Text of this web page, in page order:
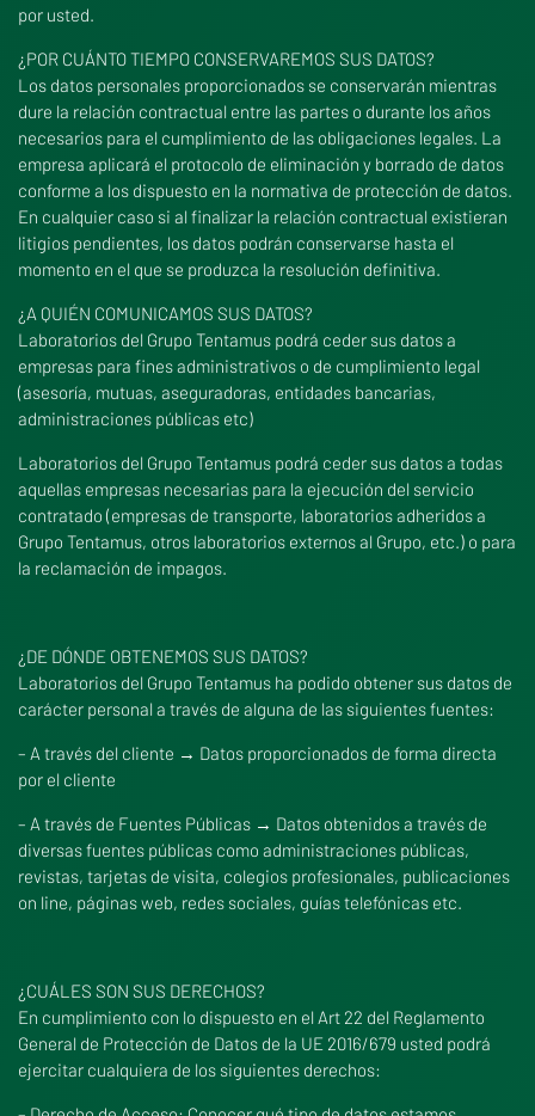
por usted.
¿POR CUÁNTO TIEMPO CONSERVAREMOS SUS DATOS?
Los datos personales proporcionados se conservarán mientras
dure la relación contractual entre las partes o durante los años
necesarios para el cumplimiento de las obligaciones legales. La
empresa aplicará el protocolo de eliminación y borrado de datos
conforme a los dispuesto en la normativa de protección de datos.
En cualquier caso si al finalizar la relación contractual existieran
litigios pendientes, los datos podrán conservarse hasta el
momento en el que se produzca la resolución definitiva.
¿A QUIÉN COMUNICAMOS SUS DATOS?
Laboratorios del Grupo Tentamus podrá ceder sus datos a
empresas para fines administrativos o de cumplimiento legal
(asesoría, mutuas, aseguradoras, entidades bancarias,
administraciones públicas etc)
Laboratorios del Grupo Tentamus podrá ceder sus datos a todas
aquellas empresas necesarias para la ejecución del servicio
contratado (empresas de transporte, laboratorios adheridos a
Grupo Tentamus, otros laboratorios externos al Grupo, etc.) o para
la reclamación de impagos.
¿DE DÓNDE OBTENEMOS SUS DATOS?
Laboratorios del Grupo Tentamus ha podido obtener sus datos de
carácter personal a través de alguna de las siguientes fuentes:
– A través del cliente → Datos proporcionados de forma directa
por el cliente
– A través de Fuentes Públicas → Datos obtenidos a través de
diversas fuentes públicas como administraciones públicas,
revistas, tarjetas de visita, colegios profesionales, publicaciones
on line, páginas web, redes sociales, guías telefónicas etc.
¿CUÁLES SON SUS DERECHOS?
En cumplimiento con lo dispuesto en el Art 22 del Reglamento
General de Protección de Datos de la UE 2016/679 usted podrá
ejercitar cualquiera de los siguientes derechos: